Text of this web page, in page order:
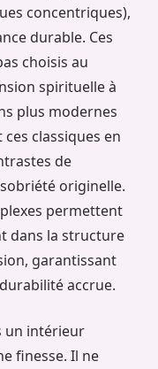
concentriques),
durable. Ces
choisis au
spirituelle à
plus modernes
classiques en
de
originelle.
permettent
dans la structure
garantissant
accrue.
un intérieur
finesse. Il ne